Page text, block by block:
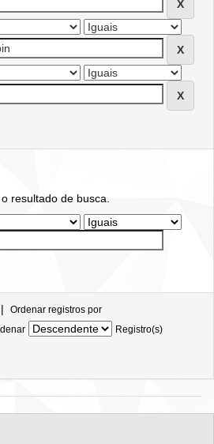
resultado de busca.
| Ordenar registros por
Registro(s)